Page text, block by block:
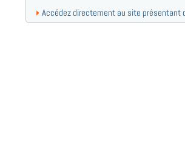
Accédez directement au site présentant